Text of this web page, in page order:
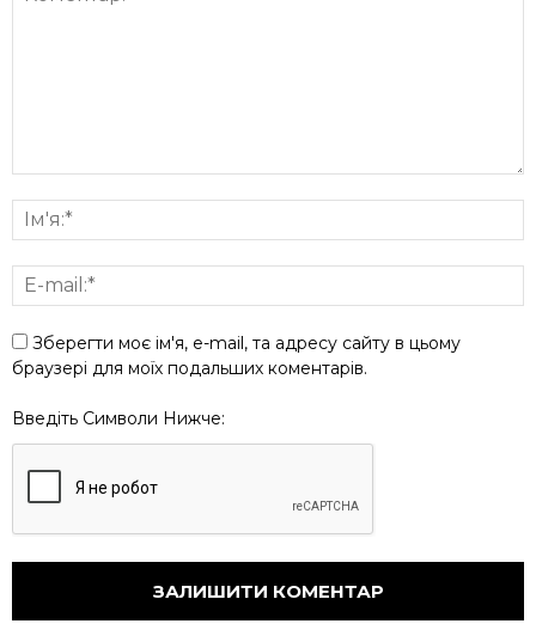
Зберегти моє ім'я, e-mail, та адресу сайту в цьому
браузері для моїх подальших коментарів.
Введіть Символи Нижче: